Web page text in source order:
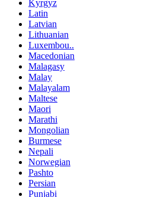
Kyrgyz
Latin
Latvian
Lithuanian
Luxembou..
Macedonian
Malagasy
Malay
Malayalam
Maltese
Maori
Marathi
Mongolian
Burmese
Nepali
Norwegian
Pashto
Persian
Punjabi